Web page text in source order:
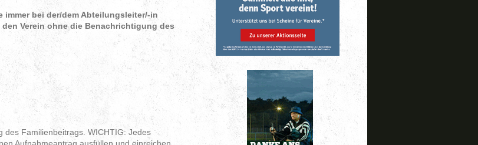
immer bei der/dem Abteilungsleiter/-in
Verein ohne die Benachrichtigung des
des Familienbeitrags. WICHTIG: Jedes